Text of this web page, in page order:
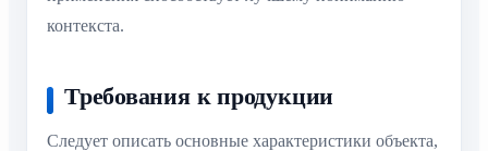
контекста.
Требования к продукции
Следует описать основные характеристики объекта,